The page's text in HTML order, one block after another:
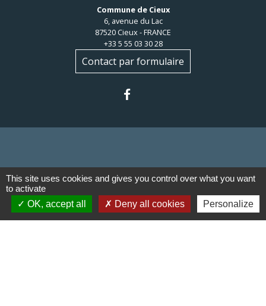
Commune de Cieux
6, avenue du Lac
87520 Cieux - FRANCE
+33 5 55 03 30 28
Contact par formulaire
Liens
Communauté de communes du
Haut Limousin
This site uses cookies and gives you control over what you want
to activate
OK, accept all
Deny all cookies Personalize